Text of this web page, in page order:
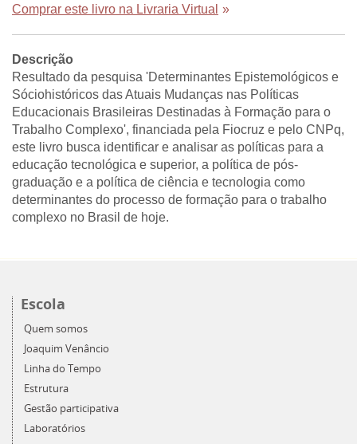
Comprar este livro na Livraria Virtual »
Descrição
Resultado da pesquisa 'Determinantes Epistemológicos e
Sóciohistóricos das Atuais Mudanças nas Políticas
Educacionais Brasileiras Destinadas à Formação para o
Trabalho Complexo', financiada pela Fiocruz e pelo CNPq,
este livro busca identificar e analisar as políticas para a
educação tecnológica e superior, a política de pós-
graduação e a política de ciência e tecnologia como
determinantes do processo de formação para o trabalho
complexo no Brasil de hoje.
Escola
Quem somos
Joaquim Venâncio
Linha do Tempo
Estrutura
Gestão participativa
Laboratórios